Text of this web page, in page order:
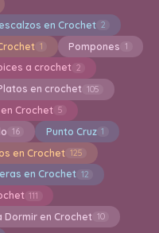
en Crochet 2
1 Pompones 1
a crochet 2
en crochet 105
Crochet 5
16 Punto Cruz 1
en Crochet 125
en Crochet 12
111
Dormir en Crochet 10